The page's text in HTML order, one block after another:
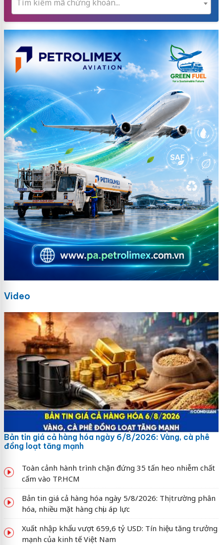
Tìm kiếm mã chứng khoán...
Video
Bản tin giá cả hàng hóa ngày 6/8/2026: Vàng, cà phê
đồng loạt tăng mạnh
Toàn cảnh hành trình chặn đứng 35 tấn heo nhiễm chất
cấm vào TP.HCM
Bản tin giá cả hàng hóa ngày 5/8/2026: Thị trường phân
hóa, nhiều mặt hàng chịu áp lực
Xuất nhập khẩu vượt 659,6 tỷ USD: Tín hiệu tăng trưởng
mạnh của kinh tế Việt Nam